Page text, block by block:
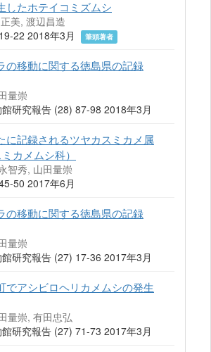
したホテイコミズムシ
美, 渡辺昌造
22 2018年3月
筆頭著者
の移動に関する徳島県の記録
量崇
研究報告 (28) 87-98 2018年3月
に記録されるツヤカスミカメ属
カメムシ科）
智秀, 山田量崇
50 2017年6月
の移動に関する徳島県の記録
量崇
研究報告 (27) 17-36 2017年3月
でアシビロヘリカメムシの発生
量崇, 有田忠弘
研究報告 (27) 71-73 2017年3月